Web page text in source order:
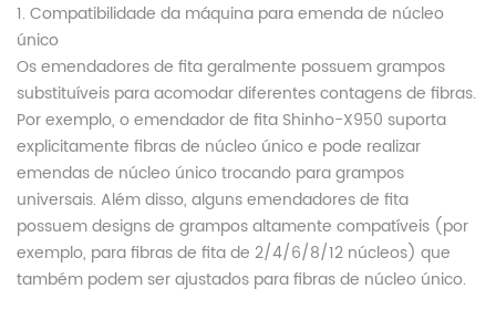
1. Compatibilidade da máquina para emenda de núcleo
único
Os emendadores de fita geralmente possuem grampos
substituíveis para acomodar diferentes contagens de fibras.
Por exemplo, o emendador de fita Shinho-X950 suporta
explicitamente fibras de núcleo único e pode realizar
emendas de núcleo único trocando para grampos
universais. Além disso, alguns emendadores de fita
possuem designs de grampos altamente compatíveis (por
exemplo, para fibras de fita de 2/4/6/8/12 núcleos) que
também podem ser ajustados para fibras de núcleo único.